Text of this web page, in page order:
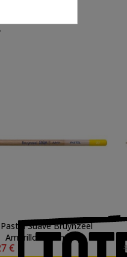
Suave Bruynzeel
Amarillo Limon
€